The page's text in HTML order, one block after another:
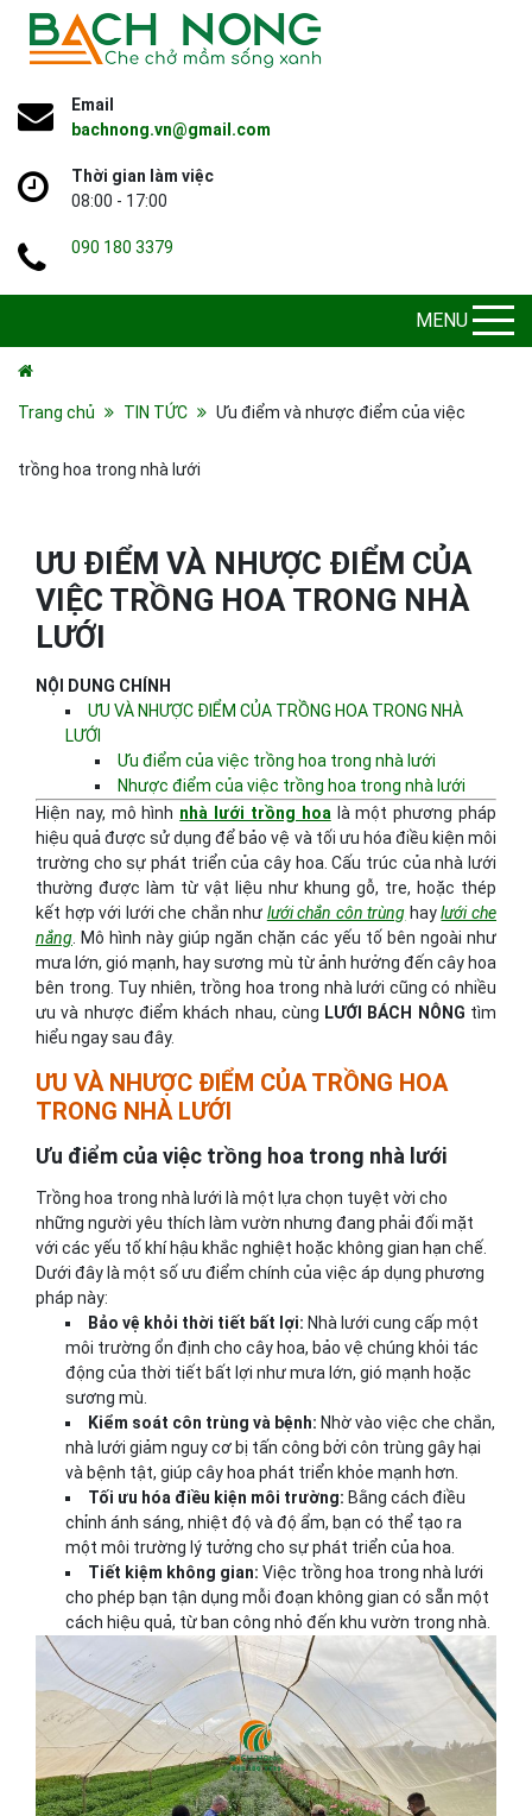
Email
bachnong.vn@gmail.com
Thời gian làm việc
08:00 - 17:00
090 180 3379
MENU
Trang chủ TIN TỨC Ưu điểm và nhược điểm của việc
trồng hoa trong nhà lưới
ƯU ĐIỂM VÀ NHƯỢC ĐIỂM CỦA
VIỆC TRỒNG HOA TRONG NHÀ
LƯỚI
NỘI DUNG CHÍNH
ƯU VÀ NHƯỢC ĐIỂM CỦA TRỒNG HOA TRONG NHÀ
LƯỚI
Ưu điểm của việc trồng hoa trong nhà lưới
Nhược điểm của việc trồng hoa trong nhà lưới
Hiện nay, mô hình nhà lưới trồng hoa là một phương pháp
hiệu quả được sử dụng để bảo vệ và tối ưu hóa điều kiện môi
trường cho sự phát triển của cây hoa. Cấu trúc của nhà lưới
thường được làm từ vật liệu như khung gỗ, tre, hoặc thép
kết hợp với lưới che chắn như lưới chắn côn trùng haylưới che
nắng . Mô hình này giúp ngăn chặn các yếu tố bên ngoài như
mưa lớn, gió mạnh, hay sương mù từ ảnh hưởng đến cây hoa
bên trong. Tuy nhiên, trồng hoa trong nhà lưới cũng có nhiều
ưu và nhược điểm khách nhau, cùng LƯỚI BÁCH NÔNG tìm
hiểu ngay sau đây.
ƯU VÀ NHƯỢC ĐIỂM CỦA TRỒNG HOA
TRONG NHÀ LƯỚI
Ưu điểm của việc trồng hoa trong nhà lưới
Trồng hoa trong nhà lưới là một lựa chọn tuyệt vời cho
những người yêu thích làm vườn nhưng đang phải đối mặt
với các yếu tố khí hậu khắc nghiệt hoặc không gian hạn chế.
Dưới đây là một số ưu điểm chính của việc áp dụng phương
pháp này:
Bảo vệ khỏi thời tiết bất lợi: Nhà lưới cung cấp một
môi trường ổn định cho cây hoa, bảo vệ chúng khỏi tác
động của thời tiết bất lợi như mưa lớn, gió mạnh hoặc
sương mù.
Kiểm soát côn trùng và bệnh: Nhờ vào việc che chắn,
nhà lưới giảm nguy cơ bị tấn công bởi côn trùng gây hại
và bệnh tật, giúp cây hoa phát triển khỏe mạnh hơn.
Tối ưu hóa điều kiện môi trường: Bằng cách điều
chỉnh ánh sáng, nhiệt độ và độ ẩm, bạn có thể tạo ra
một môi trường lý tưởng cho sự phát triển của hoa.
Tiết kiệm không gian: Việc trồng hoa trong nhà lưới
cho phép bạn tận dụng mỗi đoạn không gian có sẵn một
cách hiệu quả, từ ban công nhỏ đến khu vườn trong nhà.